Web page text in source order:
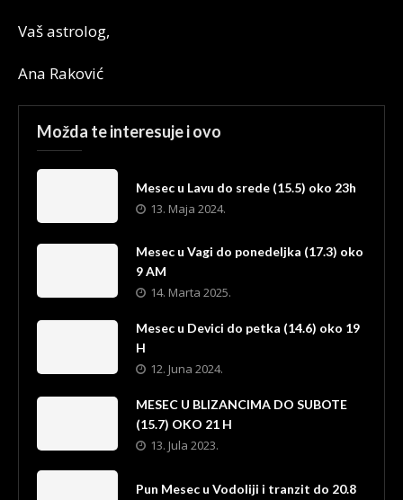
Vaš astrolog,
Ana Raković
Možda te interesuje i ovo
Mesec u Lavu do srede (15.5) oko 23h
13. Maja 2024.
Mesec u Vagi do ponedeljka (17.3) oko
9 AM
14. Marta 2025.
Mesec u Devici do petka (14.6) oko 19
H
12. Juna 2024.
MESEC U BLIZANCIMA DO SUBOTE
(15.7) OKO 21 H
13. Jula 2023.
Pun Mesec u Vodoliji i tranzit do 20.8